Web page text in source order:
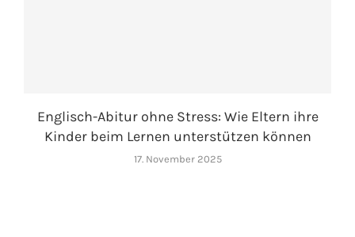
Englisch-Abitur ohne Stress: Wie Eltern ihre
Kinder beim Lernen unterstützen können
17. November 2025